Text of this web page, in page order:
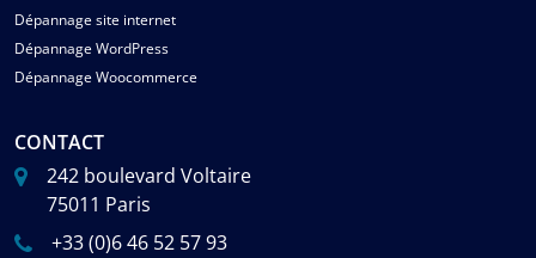
Dépannage site internet
Dépannage WordPress
Dépannage Woocommerce
CONTACT
242 boulevard Voltaire
75011 Paris
+33 (0)6 46 52 57 93